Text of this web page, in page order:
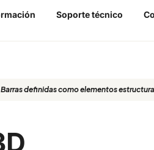
Soporte técnico
Barras definidas como elementos